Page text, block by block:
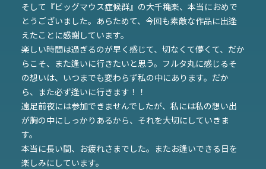
そして『ビッグマウス症候群』の大千穐楽、本当におめで
とうございました。あらためて、今回も素敵な作品に出逢
えたことに感謝しています。
楽しい時間は過ぎるのが早く感じて、切なくて儚くて、だか
らこそ、また逢いに行きたいと思う。フルタ丸に感じるそ
の想いは、いつまでも変わらず私の中にあります。だか
ら、また必ず逢いに行きます！！
遠足前夜には参加できませんでしたが、私には私の想い出
が胸の中にしっかりあるから、それを大切にしていきま
す。
本当に長い間、お疲れさまでした。またお逢いできる日を
楽しみにしています。